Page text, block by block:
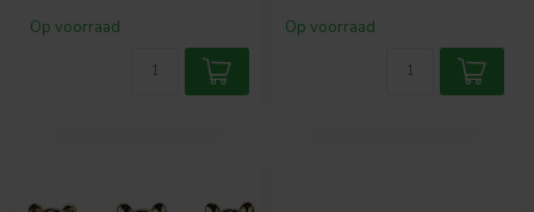
Op voorraad Op voorraad